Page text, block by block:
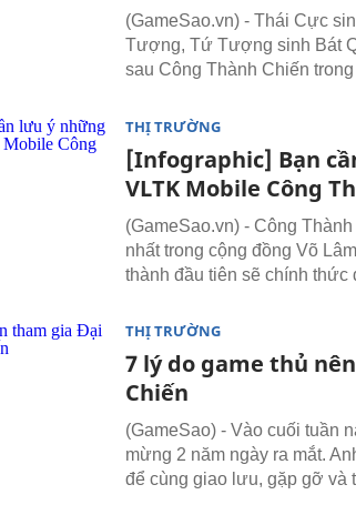
(GameSao.vn) - Thái Cực
Tượng, Tứ Tượng sinh Bát
sau Công Thành Chiến
THỊ TRƯỜNG
[Infographic] Bạn
VLTK Mobile Công
(GameSao.vn) - Công
nhất trong cộng đồng Võ
thành đầu tiên sẽ chính thức
THỊ TRƯỜNG
7 lý do game thủ
Chiến
(GameSao) - Vào cuối tuần
mừng 2 năm ngày ra mắt.
để cùng giao lưu, gặp gỡ và